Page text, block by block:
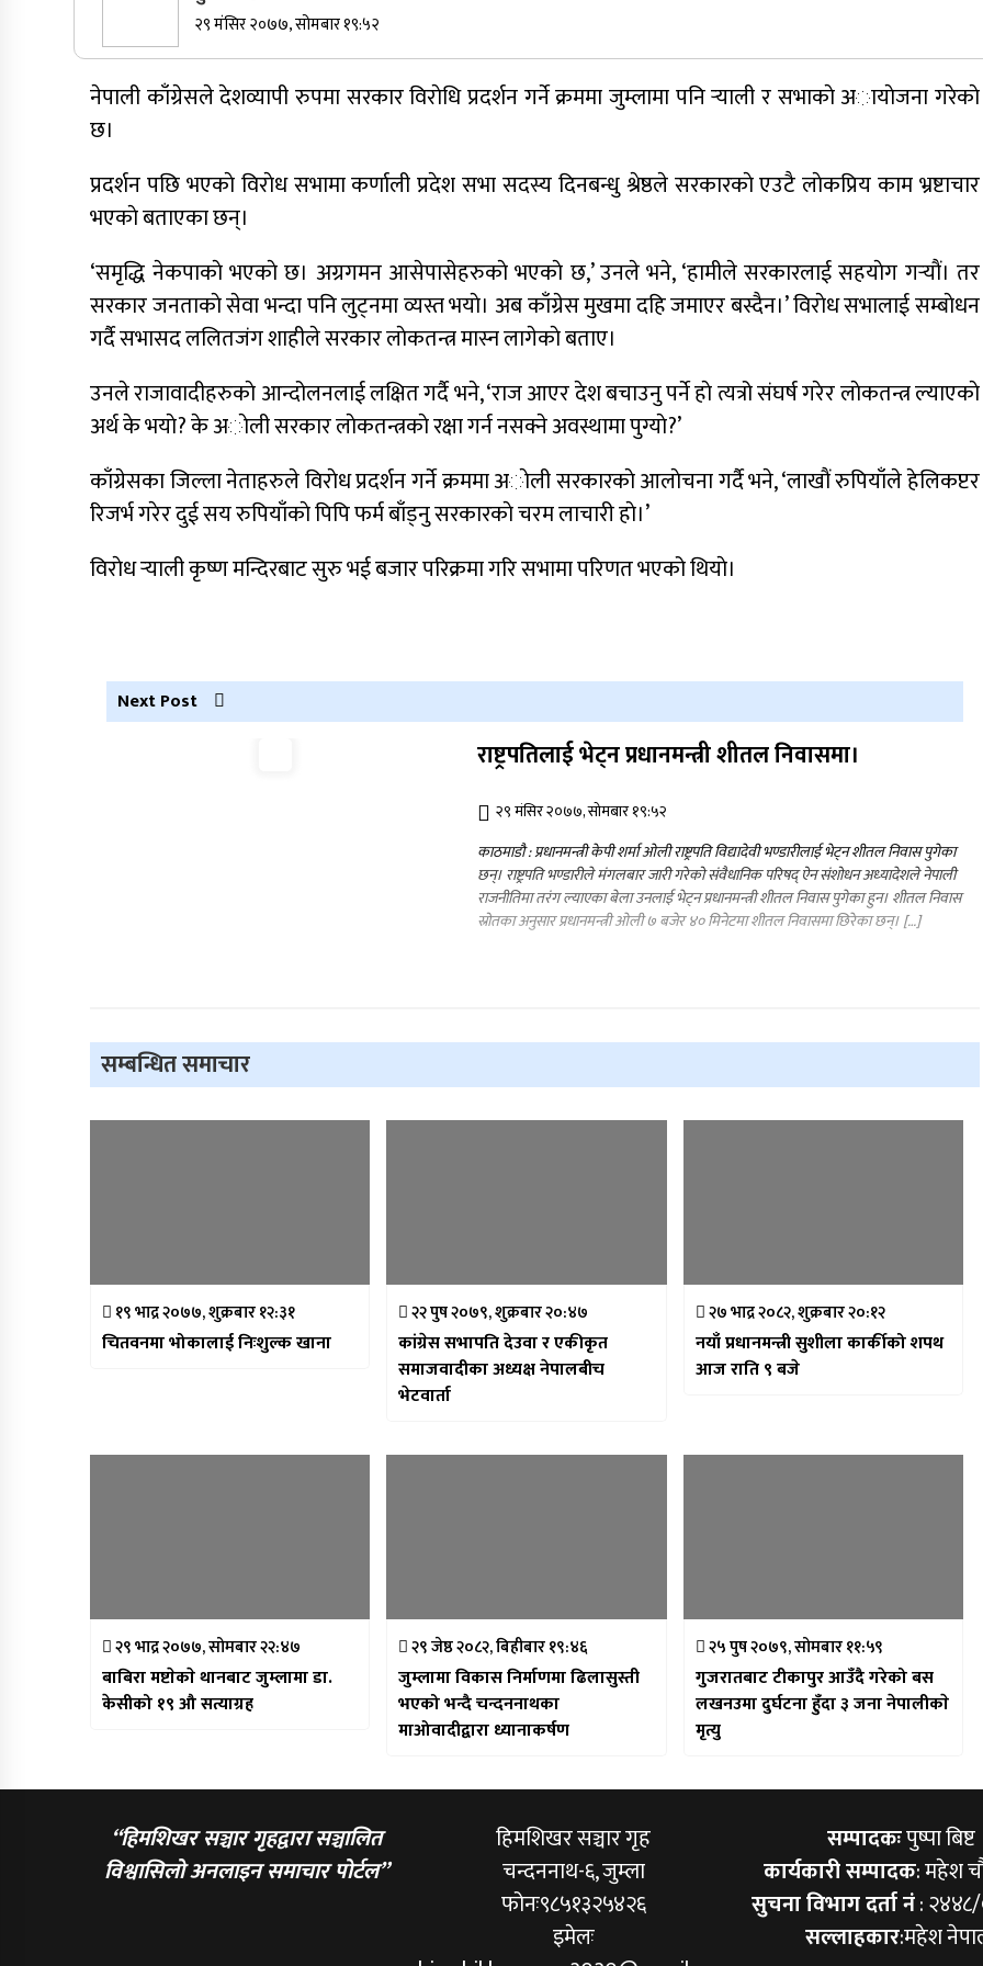
राजीनामा
खारेजको आदेश गरेको हो ।
नेपाली कांग्रेस जुम्लाका कोषाध्यक्ष पाण्डेको
निधन
२९ मंसिर २०७७, सोमबार १९:५२
नेपाली काँग्रेसले देशव्यापी रुपमा सरकार विराेधि प्रदर्शन गर्ने क्रममा जुम्लामा पनि र्‍याली र सभाकाे अायाेजना गरेकाे
छ।
प्रदर्शन पछि भएकाे विराेध सभामा कर्णाली प्रदेश सभा सदस्य दिनबन्धु श्रेष्ठले सरकारकाे एउटै लाेकप्रिय काम भ्रष्टाचार
भएकाे बताएका छन्।
‘समृद्धि नेकपाकाे भएकाे छ। अग्रगमन आसेपासेहरुकाे भएकाे छ,’ उनले भने, ‘हामीले सरकारलाई सहयाेग गर्‍याैं। तर
सरकार जनताकाे सेवा भन्दा पनि लुट्नमा व्यस्त भयाे। अब काँग्रेस मुखमा दहि जमाएर बस्दैन।’ विराेध सभालाई सम्बाेधन
गर्दै सभासद ललितजंग शाहीले सरकार लाेकतन्त्र मास्न लागेकाे बताए।
उनले राजावादीहरुकाे आन्दोलनलाई लक्षित गर्दै भने, ‘राज आएर देश बचाउनु पर्ने हाे त्यत्रो संघर्ष गरेर लाेकतन्त्र ल्याएकाे
अर्थ के भयाे? के अाेली सरकार लाेकतन्त्रकाे रक्षा गर्न नसक्ने अवस्थामा पुग्याे?’
काँग्रेसका जिल्ला नेताहरुले विराेध प्रदर्शन गर्ने क्रममा अाेली सरकारकाे आलाेचना गर्दै भने, ‘लाखाैं रुपियाँले हेलिकप्टर
रिजर्भ गरेर दुई सय रुपियाँकाे पिपि फर्म बाँड्नु सरकारकाे चरम लाचारी हाे।’
विराेध र्‍याली कृष्ण मन्दिरबाट सुरु भई बजार परिक्रमा गरि सभामा परिणत भएको थियाे।
Next Post
राष्ट्रपतिलाई भेट्न प्रधानमन्त्री शीतल निवासमा।
२९ मंसिर २०७७, सोमबार १९:५२
काठमाडौ : प्रधानमन्त्री केपी शर्मा ओली राष्ट्रपति विद्यादेवी भण्डारीलाई भेट्न शीतल निवास पुगेका
छन्। राष्ट्रपति भण्डारीले मंगलबार जारी गरेको संवैधानिक परिषद्‌ ऐन संशोधन अध्‍यादेशले नेपाली
राजनीतिमा तरंग ल्याएका बेला उनलाई भेट्न प्रधानमन्त्री शीतल निवास पुगेका हुन। शीतल निवास
स्रोतका अनुसार प्रधानमन्त्री ओली ७ बजेर ४० मिनेटमा शीतल निवासमा छिरेका छन्। […]
सम्बन्धित समाचार
१९ भाद्र २०७७, शुक्रबार १२:३१
चितवनमा भोकालाई निःशुल्क खाना
२२ पुष २०७९, शुक्रबार २०:४७
कांग्रेस सभापति देउवा र एकीकृत
समाजवादीका अध्यक्ष नेपालबीच
भेटवार्ता
२७ भाद्र २०८२, शुक्रबार २०:१२
नयाँ प्रधानमन्त्री सुशीला कार्कीको शपथ
आज राति ९ बजे
२९ भाद्र २०७७, सोमबार २२:४७
बाबिरा मष्टाेकाे थानबाट जुम्लामा डा.
केसीको १९ औ सत्याग्रह
२९ जेष्ठ २०८२, बिहीबार १९:४६
जुम्लामा विकास निर्माणमा ढिलासुस्ती
भएको भन्दै चन्दननाथका
माओवादीद्वारा ध्यानाकर्षण
२५ पुष २०७९, सोमबार ११:५९
गुजरातबाट टीकापुर आउँदै गरेको बस
लखनउमा दुर्घटना हुँदा ३ जना नेपालीकाे
मृत्यु
“हिमशिखर सञ्चार गृहद्वारा सञ्चालित
विश्वासिलो अनलाइन समाचार पोर्टल”
हिमशिखर सञ्चार गृह
चन्दननाथ-६, जुम्ला
फोनः९८५१३२५४२६
इमेलः
सम्पादकःपुष्पा बिष्ट
कार्यकारी सम्पादक: महेश
सुचना विभाग दर्ता नं:
सल्लाहकार:महेश